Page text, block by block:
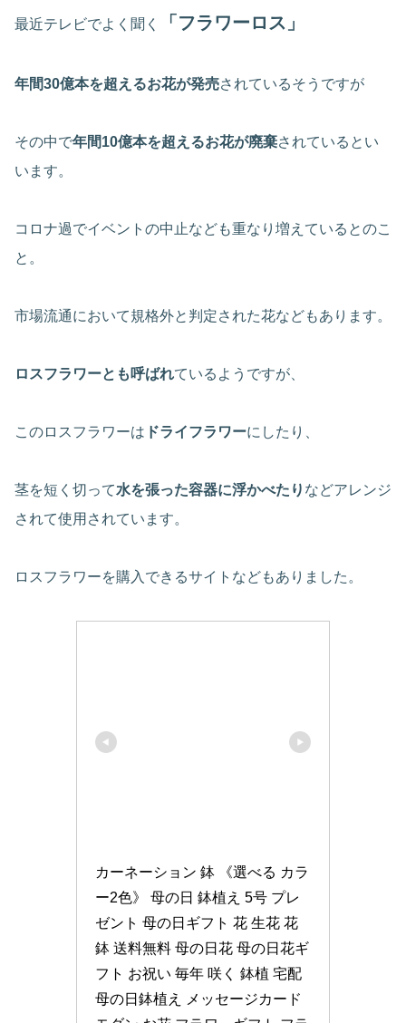
最近テレビでよく聞く 「フラワーロス」
年間30億本を超えるお花が発売されているそうですが
その中で年間10億本を超えるお花が廃棄されているとい
います。
コロナ過でイベントの中止なども重なり増えているとのこ
と。
市場流通において規格外と判定された花などもあります。
ロスフラワーとも呼ばれているようですが、
このロスフラワーは ドライフラワーにしたり、
茎を短く切って水を張った容器に浮かべたり などアレンジ
されて使用されています。
ロスフラワーを購入できるサイトなどもありました。
カーネーション 鉢 《選べる カラ
ー2色》 母の日 鉢植え 5号 プレ
ゼント 母の日ギフト 花 生花 花
鉢 送料無料 母の日花 母の日花ギ
フト お祝い 毎年 咲く 鉢植 宅配
母の日鉢植え メッセージカード